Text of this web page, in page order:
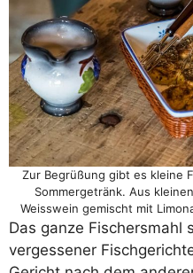
Zur Begrüßung gibt es kleine
Sommergetränk. Aus
Weisswein gemischt mit
Das ganze Fischersmahl
vergessener